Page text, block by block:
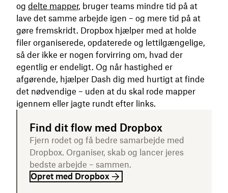
og delte mapper, bruger teams mindre tid på at
lave det samme arbejde igen – og mere tid på at
gøre fremskridt. Dropbox hjælper med at holde
filer organiserede, opdaterede og lettilgængelige,
så der ikke er nogen forvirring om, hvad der
egentlig er endeligt. Og når hastighed er
afgørende, hjælper Dash dig med hurtigt at finde
det nødvendige – uden at du skal rode mapper
igennem eller jagte rundt efter links.
Find dit flow med Dropbox
Fjern rodet og få bedre samarbejde med
Dropbox. Organiser, skab og lancer jeres
bedste arbejde – sammen.
Opret med Dropbox